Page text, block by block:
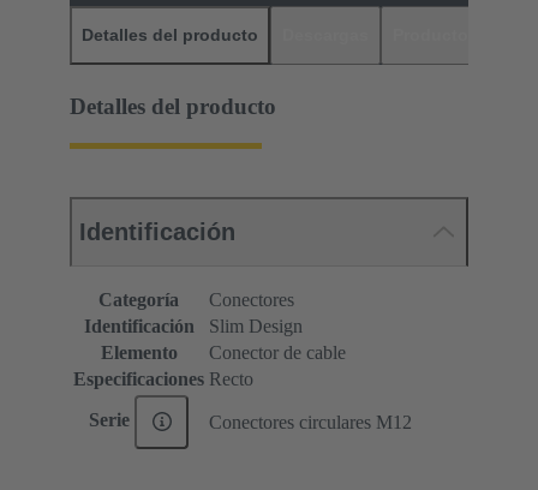
Detalles del producto
Detalles del producto
Identificación
Categoría
Conectores
Identificación
Slim Design
Elemento
Conector de cable
Especificaciones Recto
Serie Conectores circulares M12